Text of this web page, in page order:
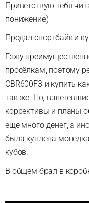
Приветствую тебя
понижение)
Продал спортбайк и
Езжу
просёлкам, поэтому
CBR600F3 и купить
так же. Но,
коррективы и планы
еще много денег, а
была куплена
кубов.
В общем брал в